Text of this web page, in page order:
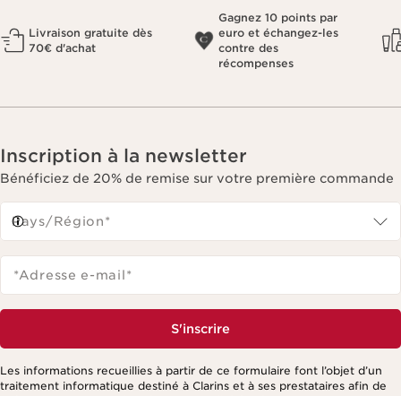
Livraison gratuite dès
70€ d'achat
Gagnez 10 points par
euro et échangez-les
contre des
récompenses
Inscription à la newsletter
Bénéficiez de 20% de remise sur votre première commande
Pays/Région*
*Adresse e-mail*
S'inscrire
Les informations recueillies à partir de ce formulaire font l’objet d’un
traitement informatique destiné à Clarins et à ses prestataires afin de